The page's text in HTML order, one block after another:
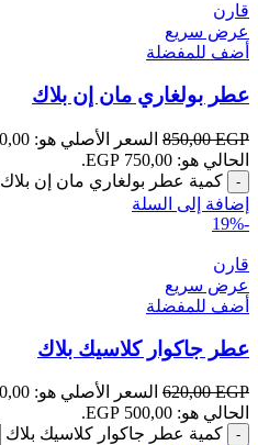
قارن
عرض سريع
أضف للمفضلة
عطر بولغاري مان إن بلاك
850,00EGP السعر الأصلي هو: 850,00 EGP.
الحالي هو: 750,00 EGP.
كمية عطر بولغاري مان إن بلاك
إضافة إلى السلة
-19%
قارن
عرض سريع
أضف للمفضلة
عطر جاكوار كلاسيك بلاك
620,00EGP السعر الأصلي هو: 620,00 EGP.
الحالي هو: 500,00 EGP.
كمية عطر جاكوار كلاسيك بلاك